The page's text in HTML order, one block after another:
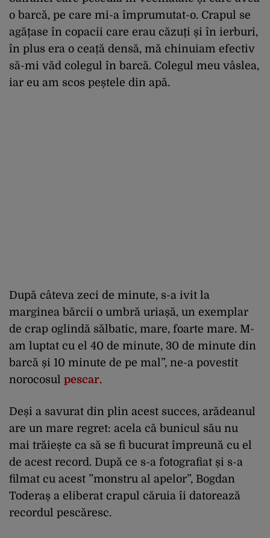
o barcă, pe care mi-a împrumutat-o. Crapul se
agățase în copacii care erau căzuți și în ierburi,
în plus era o ceață densă, mă chinuiam efectiv
să-mi văd colegul în barcă. Colegul meu vâslea,
iar eu am scos peștele din apă.
După câteva zeci de minute, s-a ivit la
marginea bărcii o umbră uriașă, un exemplar
de crap oglindă sălbatic, mare, foarte mare. M-
am luptat cu el 40 de minute, 30 de minute din
barcă și 10 minute de pe mal”, ne-a povestit
norocosul pescar.
Deși a savurat din plin acest succes, arădeanul
are un mare regret: acela că bunicul său nu
mai trăiește ca să se fi bucurat împreună cu el
de acest record. După ce s-a fotografiat și s-a
filmat cu acest ”monstru al apelor”, Bogdan
Toderaș a eliberat crapul căruia îi datorează
recordul pescăresc.